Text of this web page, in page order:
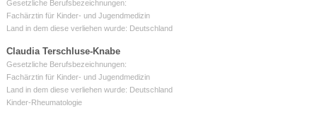
Gesetzliche Berufsbezeichnungen:
Fachärztin für Kinder- und Jugendmedizin
Land in dem diese verliehen wurde: Deutschland
Claudia Terschluse-Knabe
Gesetzliche Berufsbezeichnungen:
Fachärztin für Kinder- und Jugendmedizin
Land in dem diese verliehen wurde: Deutschland
Kinder-Rheumatologie